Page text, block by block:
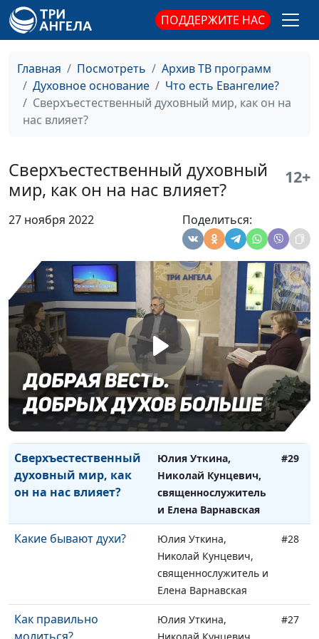
ПОДДЕРЖИТЕ НАС
Главная Посмотреть
Архив ТВ программ
Духовное основание
Что есть Евангелие?
Сверхъестественный духовный мир, как он на
нас влияет?
Сверхъестественный духовный
мир, как он на нас влияет?
12+
27 ноября 2022 Поделиться:
священнослужитель и
Елена Варнавская
вечную?
Николай Кунцевич,
священнослужитель и
Елена Варнавская
священнослужитель и
Елена Варнавская
Показное благочестие.
Юлия Уткина,
Николай Кунцевич,
священнослужитель и
Елена Варнавская
Слова, повторенные 10
раз
Юлия Уткина,
Николай Кунцевич,
священнослужитель и
Елена Варнавская
#31
Горе вам!
Юлия Уткина,
Николай Кунцевич,
священнослужитель и
Елена Варнавская
#30
Сверхъестественный
духовный мир, как
он на нас влияет?
Юлия Уткина,
Николай Кунцевич,
священнослужитель
и Елена Варнавская
#29
Какие бывают духи?
Юлия Уткина,
Николай Кунцевич,
священнослужитель и
Елена Варнавская
#28
Как правильно
молиться?
Юлия Уткина,
Николай Кунцевич,
#27